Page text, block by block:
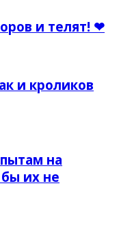
и телят! ❤
и кроликов
на
их не